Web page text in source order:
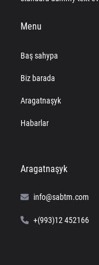
Menu
Baş sahypa
Biz barada
Aragatnaşyk
Habarlar
Aragatnaşyk
info@sabtm.com
+(993)12 452166